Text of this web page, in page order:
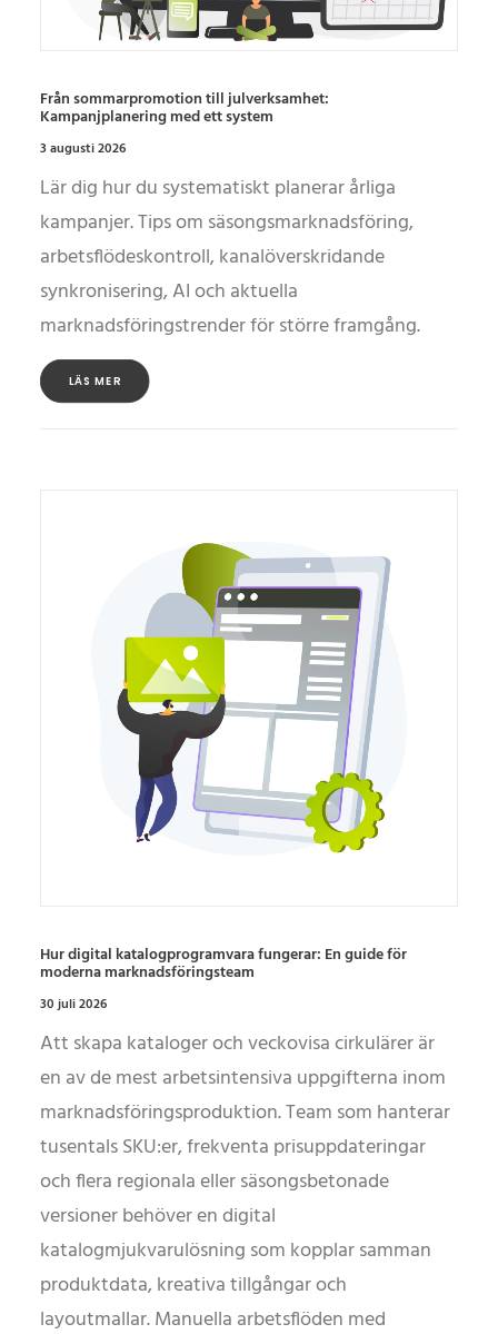
Från sommarpromotion till julverksamhet:
Kampanjplanering med ett system
3 augusti 2026
Lär dig hur du systematiskt planerar årliga
kampanjer. Tips om säsongsmarknadsföring,
arbetsflödeskontroll, kanalöverskridande
synkronisering, AI och aktuella
marknadsföringstrender för större framgång.
LÄS MER
Hur digital katalogprogramvara fungerar: En guide för
moderna marknadsföringsteam
30 juli 2026
Att skapa kataloger och veckovisa cirkulärer är
en av de mest arbetsintensiva uppgifterna inom
marknadsföringsproduktion. Team som hanterar
tusentals SKU:er, frekventa prisuppdateringar
och flera regionala eller säsongsbetonade
versioner behöver en digital
katalogmjukvarulösning som kopplar samman
produktdata, kreativa tillgångar och
layoutmallar. Manuella arbetsflöden med